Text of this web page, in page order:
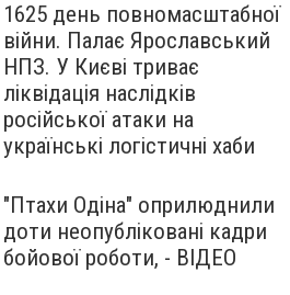
1625 день повномасштабної
війни. Палає Ярославський
НПЗ. У Києві триває
ліквідація наслідків
російської атаки на
українські логістичні хаби
"Птахи Одіна" оприлюднили
доти неопубліковані кадри
бойової роботи, - ВІДЕО